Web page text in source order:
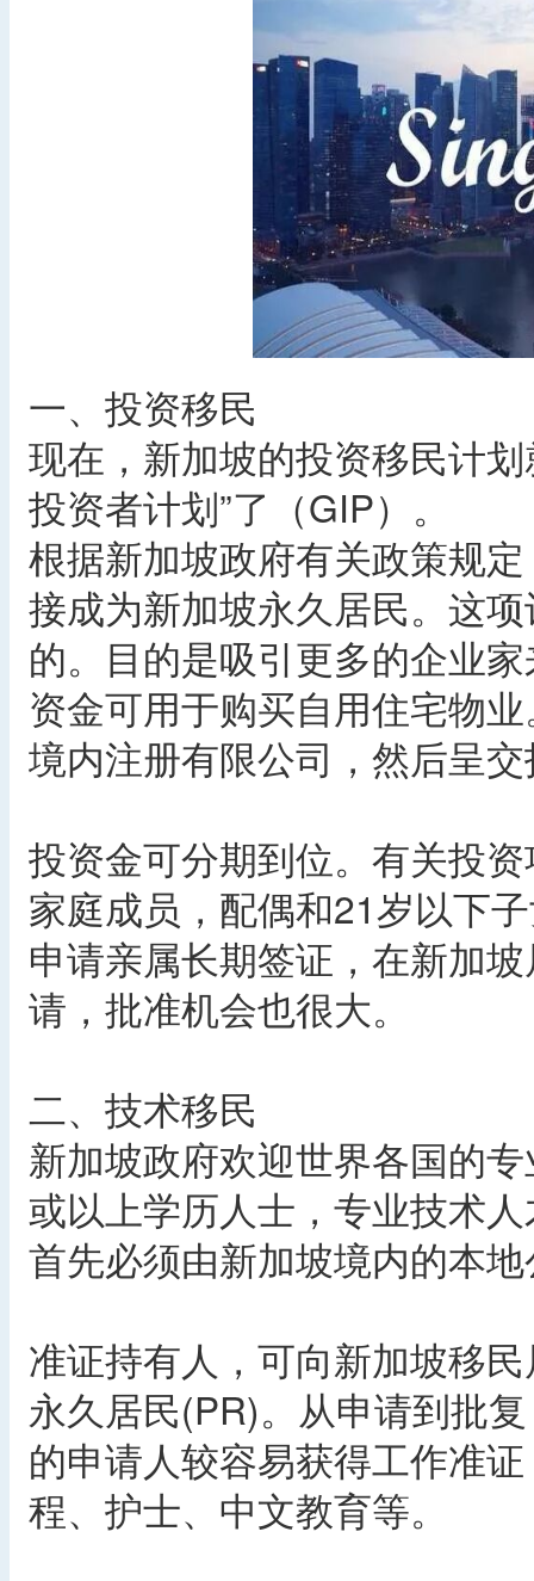
一、投资移民
现在，新加坡的投资移民计
投资者计划”了（GIP）。
根据新加坡政府有关政策规
接成为新加坡永久居民。这
的。目的是吸引更多的企业
资金可用于购买自用住宅物
境内注册有限公司，然后呈
投资金可分期到位。有关投
家庭成员，配偶和21岁以下
申请亲属长期签证，在新加
请，批准机会也很大。
二、技术移民
新加坡政府欢迎世界各国的
或以上学历人士，专业技术
首先必须由新加坡境内的本
准证持有人，可向新加坡移
永久居民(PR)。从申请到批
的申请人较容易获得工作准
程、护士、中文教育等。